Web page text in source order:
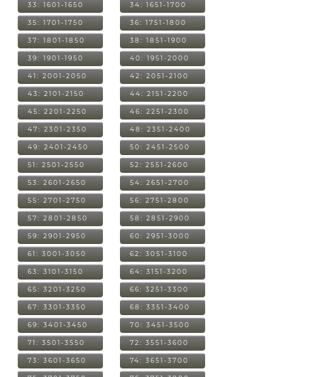
33: 1601-1650 34: 1651-1700
35: 1701-1750 36: 1751-1800
37: 1801-1850 38: 1851-1900
39: 1901-1950 40: 1951-2000
41: 2001-2050 42: 2051-2100
43: 2101-2150 44: 2151-2200
45: 2201-2250 46: 2251-2300
47: 2301-2350 48: 2351-2400
49: 2401-2450 50: 2451-2500
51: 2501-2550 52: 2551-2600
53: 2601-2650 54: 2651-2700
55: 2701-2750 56: 2751-2800
57: 2801-2850 58: 2851-2900
59: 2901-2950 60: 2951-3000
61: 3001-3050 62: 3051-3100
63: 3101-3150 64: 3151-3200
65: 3201-3250 66: 3251-3300
67: 3301-3350 68: 3351-3400
69: 3401-3450 70: 3451-3500
71: 3501-3550 72: 3551-3600
73: 3601-3650 74: 3651-3700